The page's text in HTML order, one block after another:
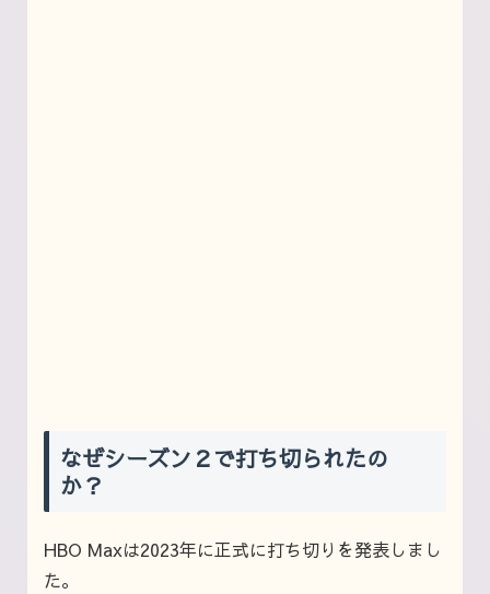
なぜシーズン２で打ち切られたの
か？
HBO Maxは2023年に正式に打ち切りを発表しまし
た。